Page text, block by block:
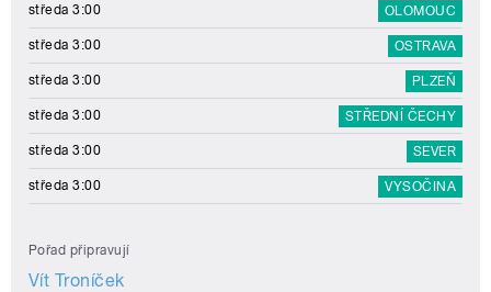
středa 3:00 OLOMOUC
středa 3:00 OSTRAVA
středa 3:00 PLZEŇ
středa 3:00 STŘEDNÍ ČECHY
středa 3:00 SEVER
středa 3:00 VYSOČINA
Pořad připravují
Vít Troníček